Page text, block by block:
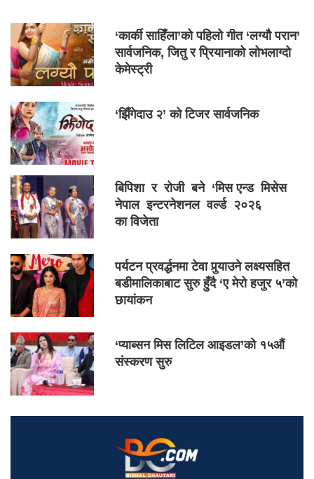
‘कार्की साहिँला’को पहिलो गीत ‘लग्यौ परान’
सार्वजनिक, जितु र प्रियानाको लोभलाग्दो
केमेस्ट्री
‘झिँगेदाउ २’ को टिजर सार्वजनिक
बिपिशा र रोजी बने ‘मिस एन्ड मिसेस
नेपाल इन्टरनेशनल वर्ल्ड २०२६
का विजेता
पर्यटन प्रवर्द्धनमा टेवा पुर्‍याउने लक्ष्यसहित
बडीमालिकाबाट सुरु हुँदै ‘ए मेरो हजुर ५’को
छायांकन
‘प्याब्सन मिस लिटिल आइडल’को १५औं
संस्करण सुरु